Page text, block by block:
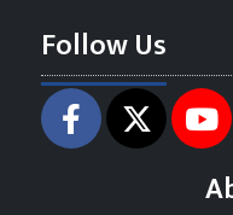
Follow Us